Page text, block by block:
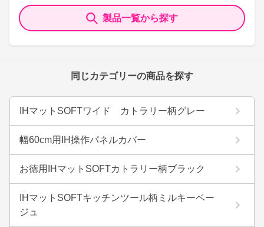
製品一覧から探す
同じカテゴリーの商品を探す
IHマットSOFTワイド カトラリー柄グレー
幅60cm用IH操作パネルカバー
お徳用IHマットSOFTカトラリー柄ブラック
IHマットSOFTキッチンツール柄ミルキーベー
ジュ